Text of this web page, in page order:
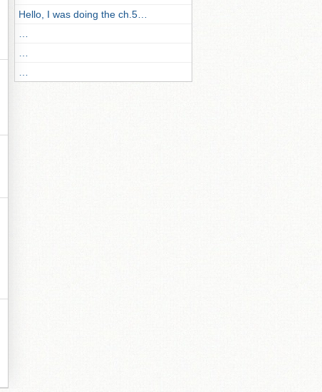
Hello, I was doing the ch.5…